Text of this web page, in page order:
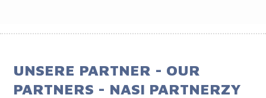
UNSERE PARTNER - OUR
PARTNERS - NASI PARTNERZY